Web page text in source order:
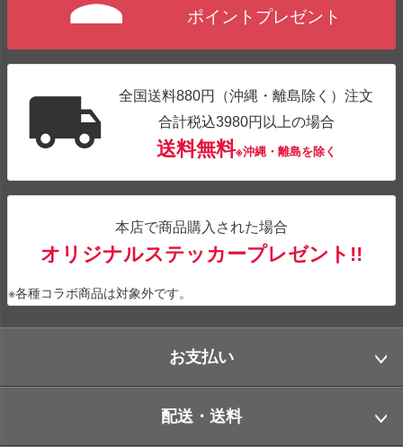
ポイントプレゼント
全国送料880円（沖縄・離島除く）注文
合計税込3980円以上の場合
送料無料※沖縄・離島を除く
本店で商品購入された場合
オリジナルステッカープレゼント!!
※各種コラボ商品は対象外です。
お支払い
配送・送料